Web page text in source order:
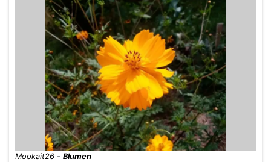
Mookait26 - Blumen